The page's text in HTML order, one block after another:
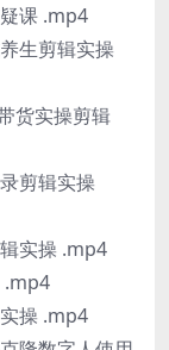
课 .mp4
生剪辑实操
货实操剪辑
剪辑实操
实操 .mp4
.mp4
操 .mp4